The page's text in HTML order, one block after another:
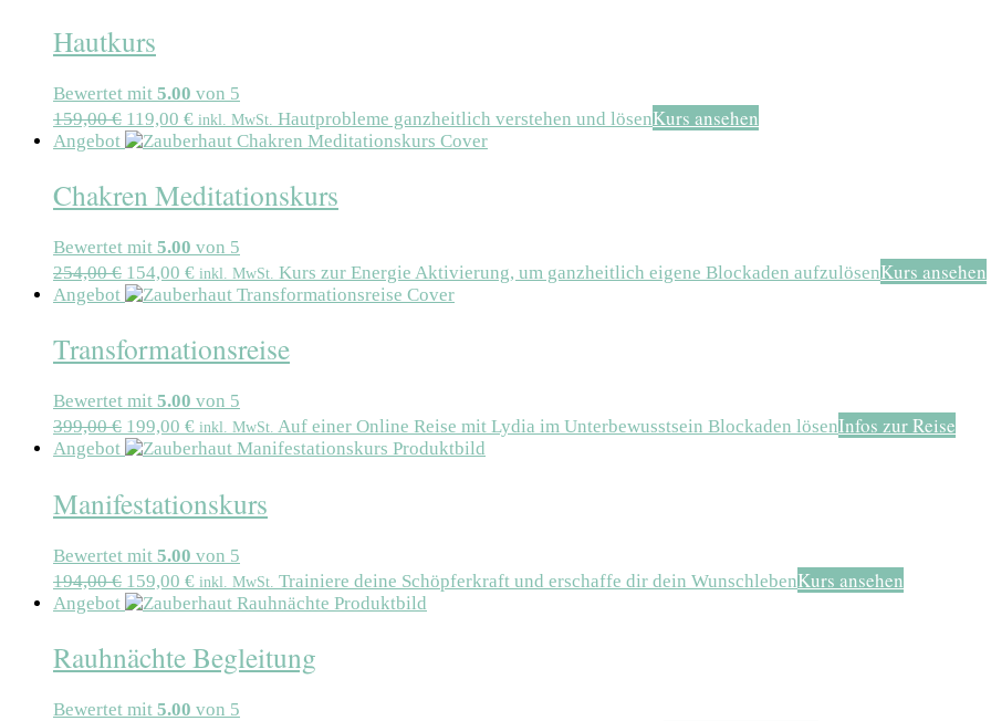
Hautkurs
Bewertet mit 5.00 von 5
159,00€ 119,00 € inkl. MwSt. Hautprobleme ganzheitlich verstehen und lösenKurs ansehen
Angebot
Chakren Meditationskurs
Bewertet mit 5.00 von 5
254,00€ 154,00 € inkl. MwSt. Kurs zur Energie Aktivierung, um ganzheitlich eigene Blockaden aufzulösenKurs ansehen
Angebot
Transformationsreise
Bewertet mit 5.00 von 5
399,00€ 199,00 € inkl. MwSt. Auf einer Online Reise mit Lydia im Unterbewusstsein Blockaden lösenInfos zur Reise
Angebot
Manifestationskurs
Bewertet mit 5.00 von 5
194,00€ 159,00 € inkl. MwSt. Trainiere deine Schöpferkraft und erschaffe dir dein WunschlebenKurs ansehen
Angebot
Rauhnächte Begleitung
Bewertet mit 5.00 von 5